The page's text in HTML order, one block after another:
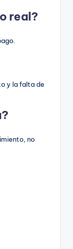
real?
y la falta de
no